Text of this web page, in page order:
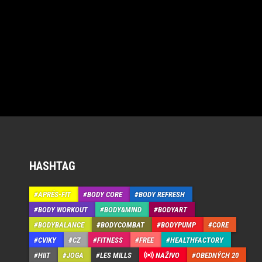
HASHTAG
APRÉS-FIT BODY CORE
BODY REFRESH
BODY WORKOUT
BODY&MIND
BODYART
BODYBALANCE
BODYCOMBAT BODYPUMP
CORE
CVIKY
CZ FITNESS FREE
HEALTHFACTORY
HIIT
JOGA LES MILLS NAŽIVO OBEDNÝCH 20